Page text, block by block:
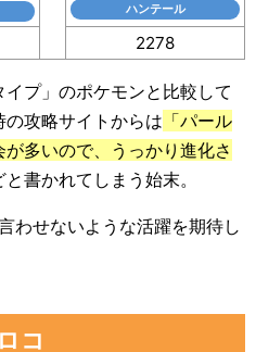
ハンテール
2278
プ」のポケモンと比較して
の攻略サイトからは 「パール
多いので、うっかり進化さ
と書かれてしまう始末。
わせないような活躍を期待し
コ